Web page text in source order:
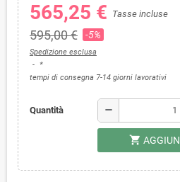
565,25 € Tasse incluse
595,00 € -5%
Spedizione esclusa
*
tempi di consegna 7-14 giorni lavorativi
Quantità remove
shopping_cart